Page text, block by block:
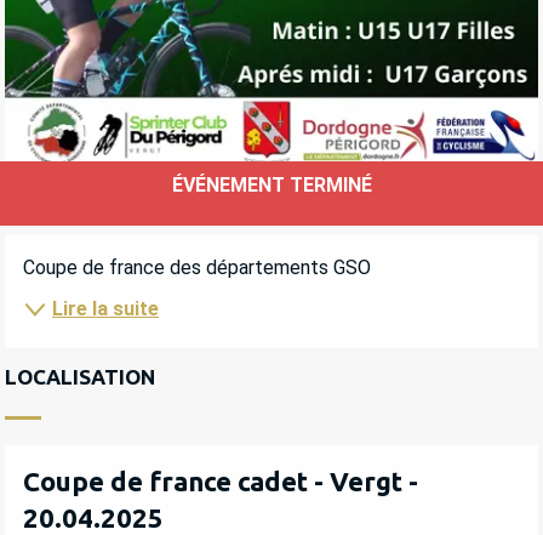
OUVERTURE ET COORDONNÉES
ÉVÉNEMENT TERMINÉ
DESCRIPTION
Coupe de france des départements GSO
Lire la suite
LOCALISATION
Coupe de france cadet - Vergt -
20.04.2025